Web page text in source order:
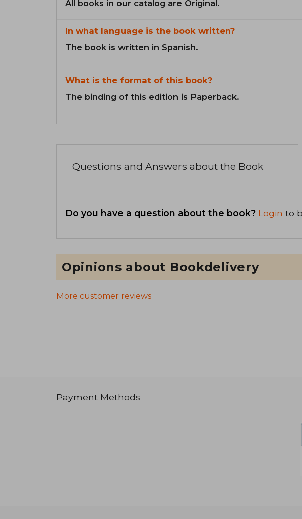
All books in our catalog are Original.
In what language is the book written?
The book is written in Spanish.
What is the format of this book?
The binding of this edition is Paperback.
Questions and Answers about the Book
Do you have a question about the book? Login to
Opinions about Bookdelivery
More customer reviews
Payment Methods